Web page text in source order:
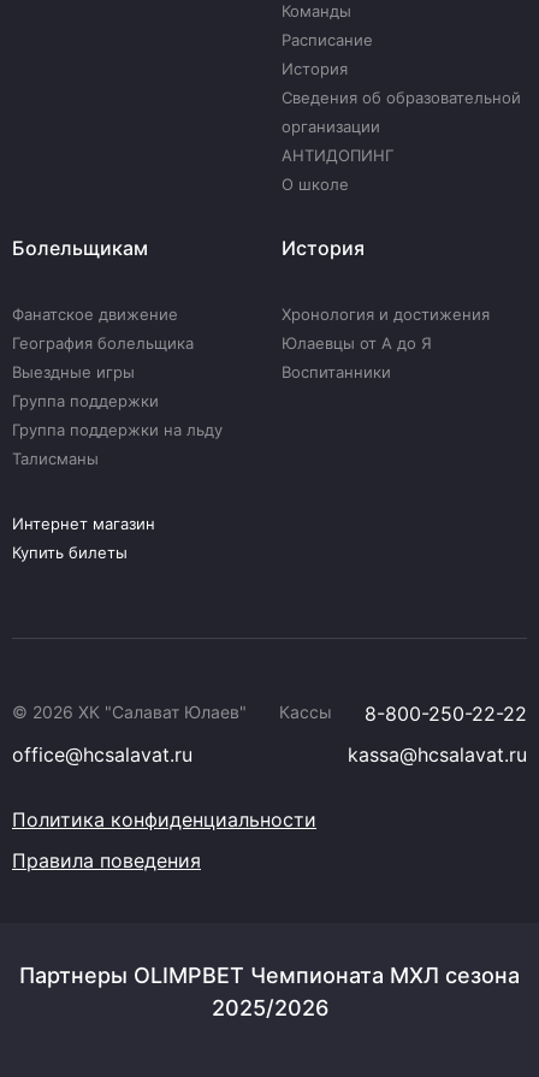
Команды
Расписание
История
Сведения об образовательной
организации
АНТИДОПИНГ
О школе
Болельщикам
Фанатское движение
География болельщика
Выездные игры
Группа поддержки
Группа поддержки на льду
Талисманы
История
Хронология и достижения
Юлаевцы от А до Я
Воспитанники
Интернет магазин
Купить билеты
© 2026 ХК "Салават Юлаев" Кассы
8-800-250-22-22
office@hcsalavat.ru
kassa@hcsalavat.ru
Политика конфиденциальности
Правила поведения
Партнеры OLIMPBET Чемпионата МХЛ сезона
2025/2026